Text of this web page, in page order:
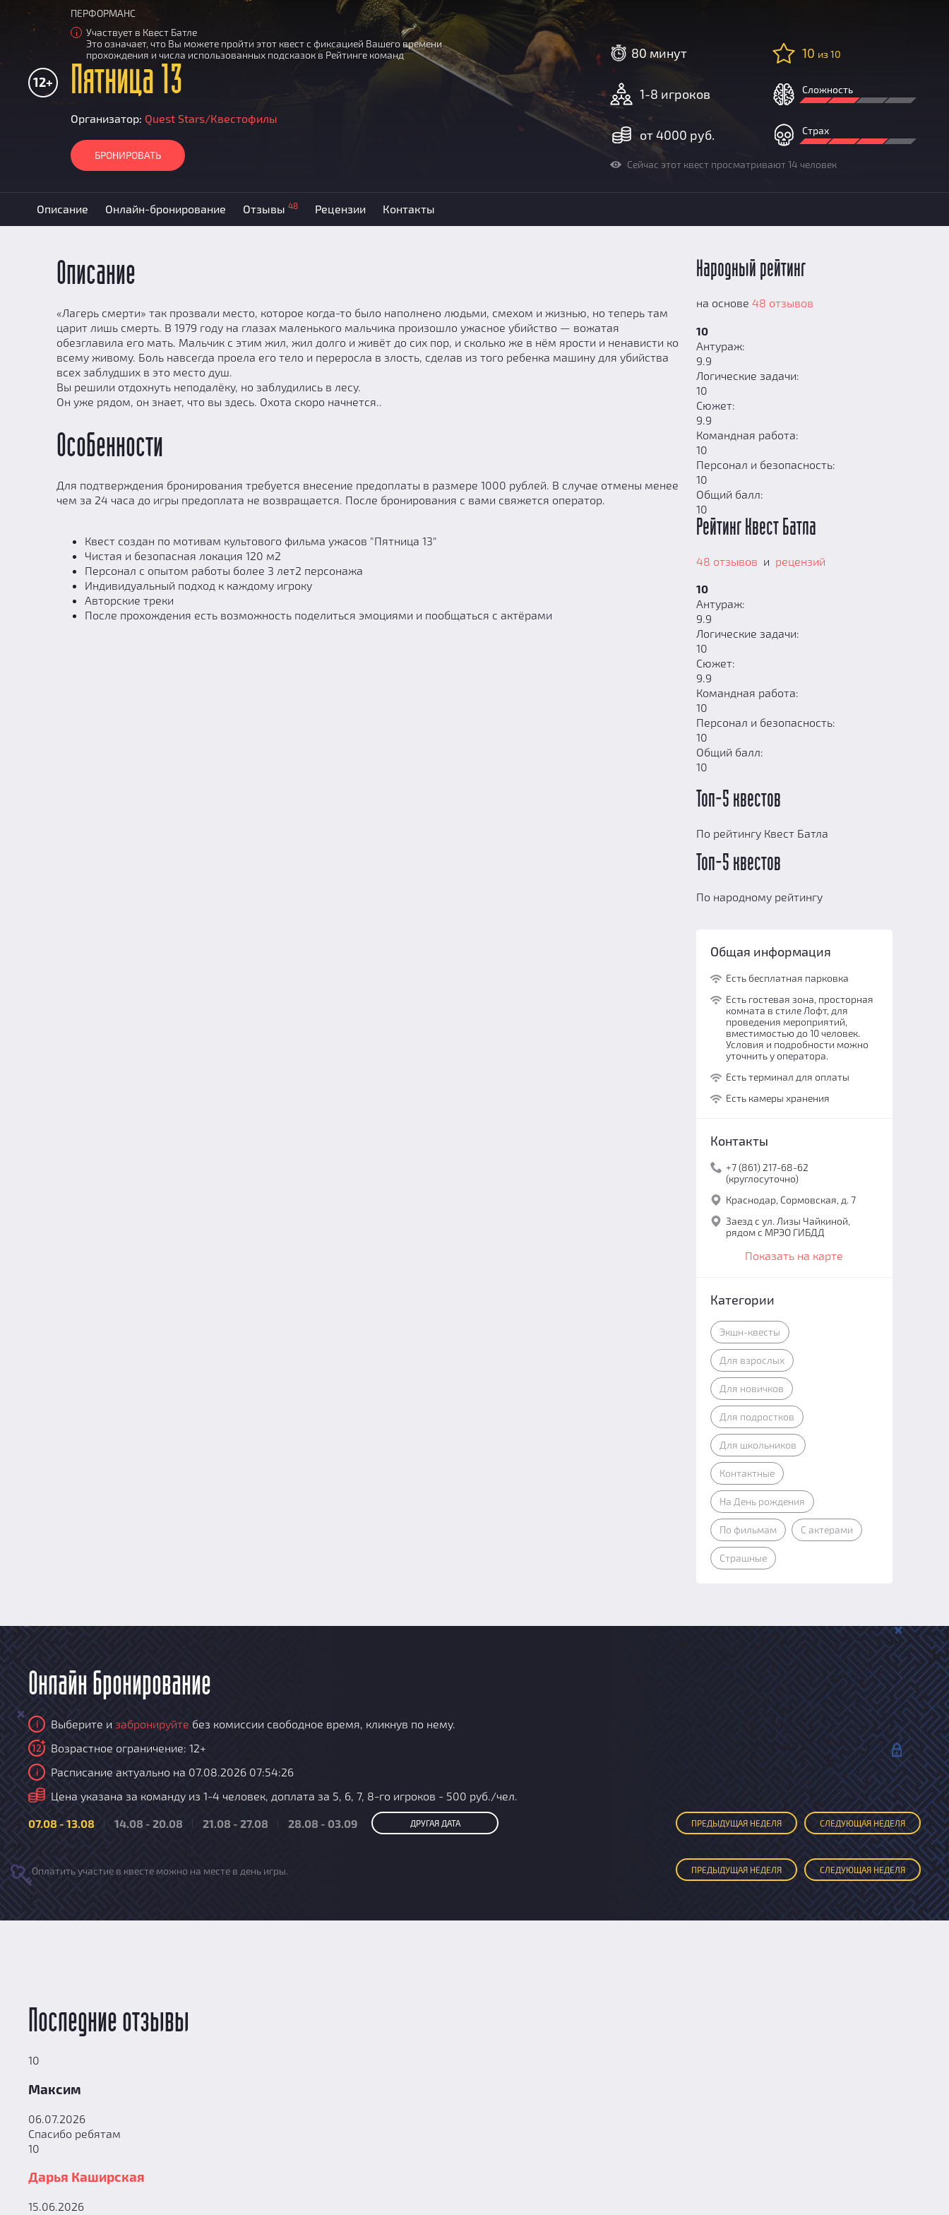
ПЕРФОРМАНС
i
Участвует в Квест Батле
Это означает, что Вы можете пройти этот квест с фиксацией Вашего времени
прохождения и числа использованных подсказок в Рейтинге команд
Пятница 13
12+
Организатор: Quest Stars/Квестофилы
БРОНИРОВАТЬ
80 минут
1-8 игроков
от 4000 руб.
10 из 10
Сложность
Страх
Сейчас этот квест просматривают 14 человек
Описание Онлайн-бронирование Отзывы 48 Рецензии Контакты
Описание
«Лагерь смерти» так прозвали место, которое когда-то было наполнено людьми, смехом и жизнью, но теперь там
царит лишь смерть. В 1979 году на глазах маленького мальчика произошло ужасное убийство — вожатая
обезглавила его мать. Мальчик с этим жил, жил долго и живёт до сих пор, и сколько же в нём ярости и ненависти ко
всему живому. Боль навсегда проела его тело и переросла в злость, сделав из того ребенка машину для убийства
всех заблудших в это место душ.
Вы решили отдохнуть неподалёку, но заблудились в лесу.
Он уже рядом, он знает, что вы здесь. Охота скоро начнется..
Особенности
Для подтверждения бронирования требуется внесение предоплаты в размере 1000 рублей. В случае отмены менее
чем за 24 часа до игры предоплата не возвращается. После бронирования с вами свяжется оператор.
Квест создан по мотивам культового фильма ужасов "Пятница 13"
Чистая и безопасная локация 120 м2
Персонал с опытом работы более 3 лет2 персонажа
Индивидуальный подход к каждому игроку
Авторские треки
После прохождения есть возможность поделиться эмоциями и пообщаться с актёрами
Народный рейтинг
на основе 48 отзывов
10
Антураж:
9.9
Логические задачи:
10
Сюжет:
9.9
Командная работа:
10
Персонал и безопасность:
10
Общий балл:
10
Рейтинг Квест Батла
48 отзывов и рецензий
10
Антураж:
9.9
Логические задачи:
10
Сюжет:
9.9
Командная работа:
10
Персонал и безопасность:
10
Общий балл:
10
Топ-5 квестов
По рейтингу Квест Батла
Топ-5 квестов
По народному рейтингу
Общая информация
Есть бесплатная парковка
Есть гостевая зона, просторная
комната в стиле Лофт, для
проведения мероприятий,
вместимостью до 10 человек.
Условия и подробности можно
уточнить у оператора.
Есть терминал для оплаты
Есть камеры хранения
Контакты
+7 (861) 217-68-62
(круглосуточно)
Краснодар, Сормовская, д. 7
Заезд с ул. Лизы Чайкиной,
рядом с МРЭО ГИБДД
Показать на карте
Категории
Экшн-квесты
Для взрослых
Для новичков
Для подростков
Для школьников
Контактные
На День рождения
По фильмам С актерами
Страшные
Онлайн бронирование
i Выберите и забронируйте без комиссии свободное время, кликнув по нему.
12 Возрастное ограничение: 12+
i Расписание актуально на 07.08.2026 07:54:26
i Цена указана за команду из 1-4 человек, доплата за 5, 6, 7, 8-го игроков - 500 руб./чел.
07.08 - 13.08 14.08 - 20.08 21.08 - 27.08 28.08 - 03.09 ДРУГАЯ ДАТА ПРЕДЫДУЩАЯ НЕДЕЛЯ СЛЕДУЮЩАЯ НЕДЕЛЯ
ПРЕДЫДУЩАЯ НЕДЕЛЯ СЛЕДУЮЩАЯ НЕДЕЛЯ
Оплатить участие в квесте можно на месте в день игры.
Последние отзывы
10
Максим
06.07.2026
Спасибо ребятам
10
Дарья Каширская
15.06.2026